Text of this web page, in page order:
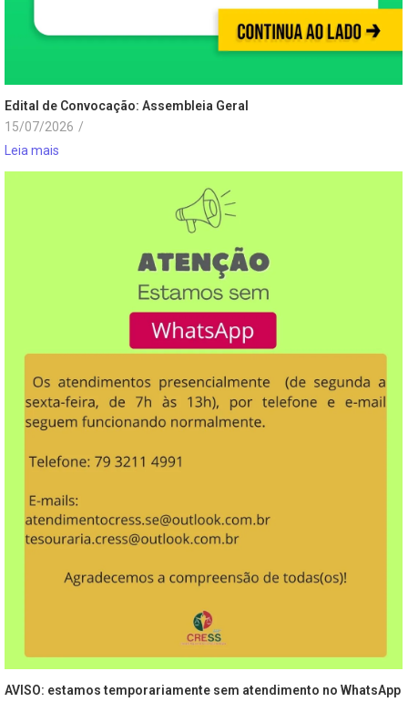
Edital de Convocação: Assembleia Geral
15/07/2026 /
Leia mais
AVISO: estamos temporariamente sem atendimento no WhatsApp